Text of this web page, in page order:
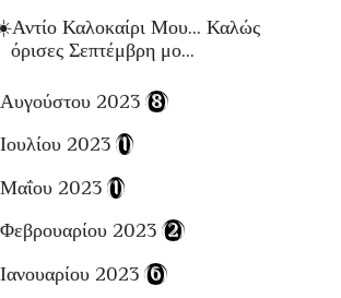
Καλοκαίρι Μου... Καλώς
όρισες Σεπτέμβρη μο...
Αυγούστου 2023 (8)
Ιουλίου 2023 (1)
Μαΐου 2023 (1)
Φεβρουαρίου 2023 (2)
Ιανουαρίου 2023 (6)